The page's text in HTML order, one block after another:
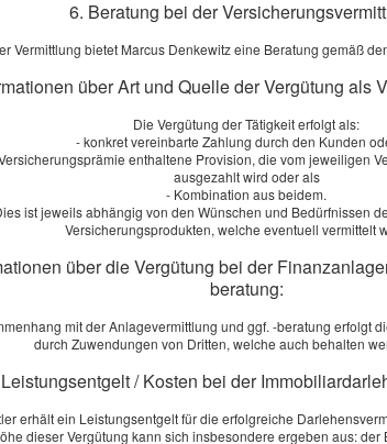
Angebot Berufsunfähigkeitsversicherung
*
6. Beratung bei der
Vermittlung bietet Marcus Denkewitz eine Beratung gemäß
über Art und Quelle der Vergütung als
Die Vergütung der Tätigkeit erfolgt als:
- konkret vereinbarte Zahlung durch den Kunden
enthaltene Provision, die vom jeweiligen
ausgezahlt wird oder als
- Kombination aus beidem.
ist jeweils abhängig von den Wünschen und Bedürfnissen
Versicherungsprodukten, welche eventuell vermittelt
über die Vergütung bei der
beratung:
mit der Anlagevermittlung und ggf. -beratung erfolgt
durch Zuwendungen von Dritten, welche auch behalten
/ Kosten bei der
erhält ein Leistungsentgelt für die erfolgreiche
dieser Vergütung kann sich insbesondere ergeben aus: der